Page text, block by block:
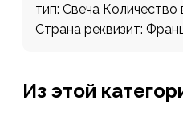
тип: Свеча Количество
Страна реквизит:
Из этой